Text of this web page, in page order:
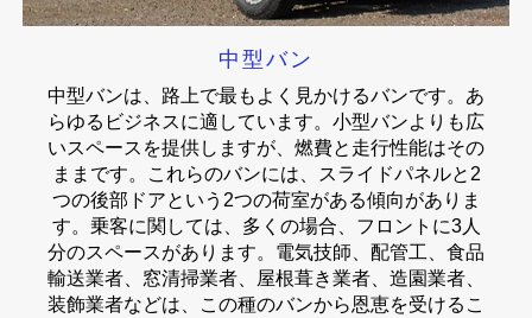
中型バン
中型バンは、路上で最もよく見かけるバンです。あ
らゆるビジネスに適しています。小型バンよりも広
いスペースを提供しますが、燃費と走行性能はその
ままです。これらのバンには、スライドパネルと2
つの後部ドアという2つの荷室がある傾向がありま
す。乗客に関しては、多くの場合、フロントに3人
分のスペースがあります。電気技師、配管工、食品
輸送業者、窓清掃業者、屋根葺き業者、造園業者、
装飾業者などは、この種のバンから恩恵を受けるこ